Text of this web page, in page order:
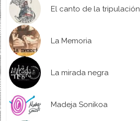
El canto de la tripulación
La Memoria
La mirada negra
Madeja Sonikoa